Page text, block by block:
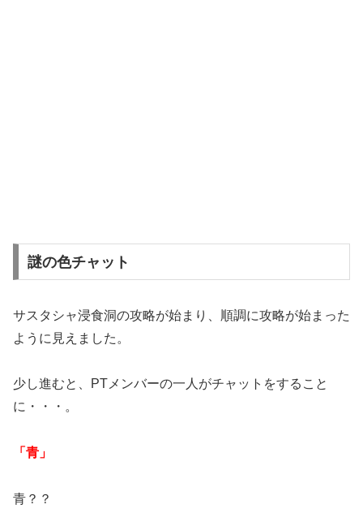
謎の色チャット
サスタシャ浸食洞の攻略が始まり、順調に攻略が始まった
ように見えました。
少し進むと、PTメンバーの一人がチャットをすること
に・・・。
「青」
青？？